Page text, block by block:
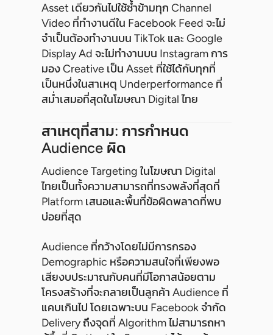
Asset เดียวกันไปใช้ซ้ำข้ามทุก Channel
Video ที่ทำงานดีใน Facebook Feed จะไม่
จำเป็นต้องทำงานบน TikTok และ Google
Display Ad จะไม่ทำงานบน Instagram การ
มอง Creative เป็น Asset ที่ใช้ได้กับทุกที่
เป็นหนึ่งในสาเหตุ Underperformance ที่
สม่ำเสมอที่สุดในโฆษณา Digital ไทย
สาเหตุที่สาม: การกำหนด
Audience ผิด
Audience Targeting ในโฆษณา Digital
ไทยเป็นทั้งความสามารถที่ทรงพลังที่สุดที่
Platform เสนอและพื้นที่ข้อผิดพลาดที่พบ
บ่อยที่สุด
Audience ที่กว้างโดยไม่มีการกรอง
Demographic หรือความสนใจที่เพียงพอ
เสียงบประมาณกับคนที่มีโอกาสน้อยตาม
โครงสร้างที่จะกลายเป็นลูกค้า Audience ที่
แคบเกินไป โดยเฉพาะบน Facebook จำกัด
Delivery ถึงจุดที่ Algorithm ไม่สามารถหา